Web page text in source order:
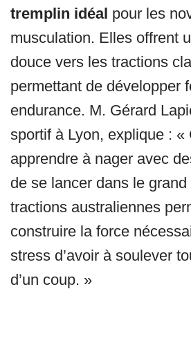
tremplin idéal pour les
musculation. Elles offrent
douce vers les tractions
permettant de développer
endurance. M. Gérard
sportif à Lyon, explique : «
apprendre à nager avec
de se lancer dans le
tractions australiennes
construire la force
stress d’avoir à soulever
d’un coup. »